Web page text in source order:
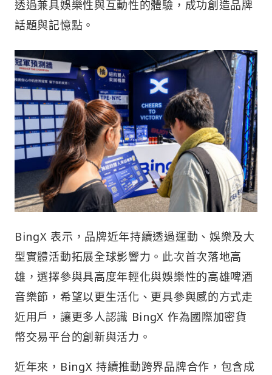
透過兼具娛樂性與互動性的體驗，成功創造品牌
話題與記憶點。
BingX 表示，品牌近年持續透過運動、娛樂及大
型實體活動拓展全球影響力。此次首次落地高
雄，選擇參與具高度年輕化與娛樂性的高雄啤酒
音樂節，希望以更生活化、更具參與感的方式走
近用戶，讓更多人認識 BingX 作為國際加密貨
幣交易平台的創新與活力。
近年來，BingX 持續推動跨界品牌合作，包含成